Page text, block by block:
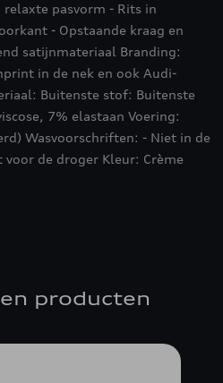
pasvorm - Rits in
- Opstaande kraag en
satijnmateriaal Branding:
in de nek en ook Audi-
Buitenste stof: Buitenste
7% elastaan Voering:
Wasvoorschriften: - Niet in de
voor de droger Kleur: Crème
producten